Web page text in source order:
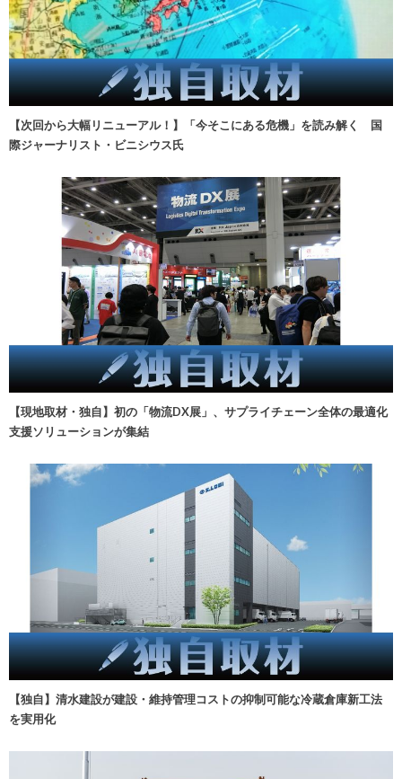
【次回から大幅リニューアル！】「今そこにある危機」を読み解く 国
際ジャーナリスト・ビニシウス氏
【現地取材・独自】初の「物流DX展」、サプライチェーン全体の最適化
支援ソリューションが集結
【独自】清水建設が建設・維持管理コストの抑制可能な冷蔵倉庫新工法
を実用化